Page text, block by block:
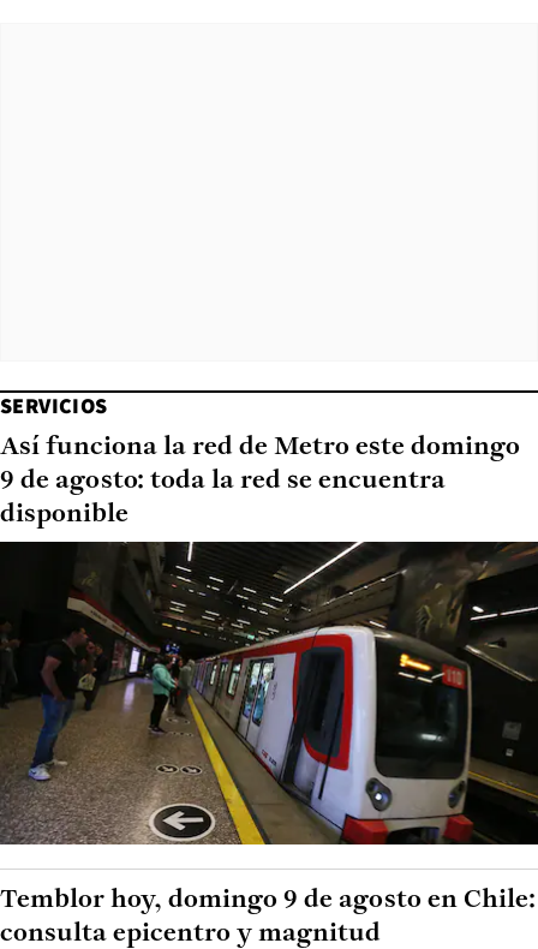
SERVICIOS
Así funciona la red de Metro este domingo
9 de agosto: toda la red se encuentra
disponible
Temblor hoy, domingo 9 de agosto en Chile:
consulta epicentro y magnitud